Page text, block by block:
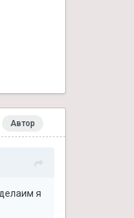
Автор
я